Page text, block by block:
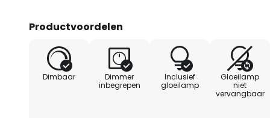
moet worden geïnstalleerd.
keren in te drukken, kan het
drie helderheidsniveaus (100 %,
Productvoordelen
Dimbaar
Dimmer
inbegrepen
Inclusief
gloeilamp
Gloeilamp
niet
vervangbaar